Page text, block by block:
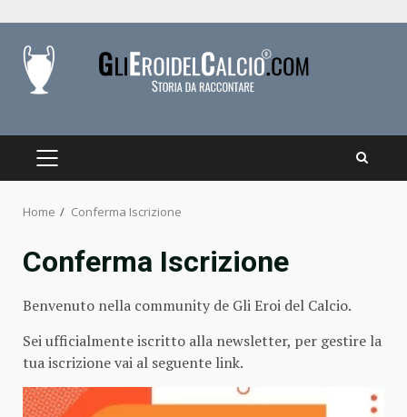
content
PRIMARY
Home Conferma Iscrizione
Conferma Iscrizione
Benvenuto nella community de Gli Eroi del Calcio.
Sei ufficialmente iscritto alla newsletter, per gestire la
tua iscrizione vai al seguente link.